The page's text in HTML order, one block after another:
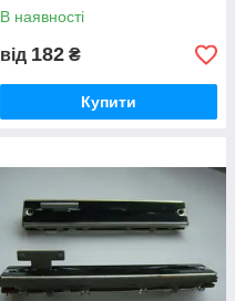
В наявності
від 182 ₴
Купити